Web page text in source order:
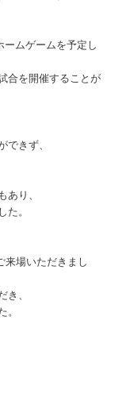
ムゲームを予定し
合を開催することが
きず、
り、
。
来場いただきまし
、